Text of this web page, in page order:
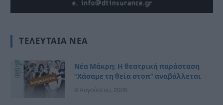
ΤΕΛΕΥΤΑΊΑ ΝΈΑ
Νέα Μάκρη: Η θεατρική παράσταση
“Χάσαμε τη θεία στοπ” αναβάλλεται
9 Αυγούστου, 2026